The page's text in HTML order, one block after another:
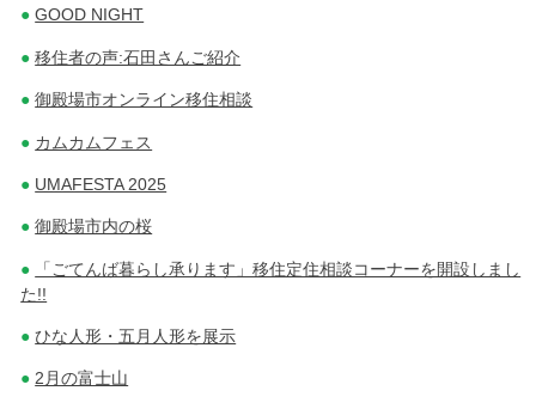
GOOD NIGHT
移住者の声:石田さんご紹介
御殿場市オンライン移住相談
カムカムフェス
UMAFESTA 2025
御殿場市内の桜
「ごてんば暮らし承ります」移住定住相談コーナーを開設しまし
た!!
ひな人形・五月人形を展示
2月の富士山